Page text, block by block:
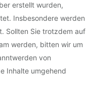
erstellt wurden,
Insbesondere werden
Sollten Sie trotzdem auf
werden, bitten wir um
von
Inhalte umgehend